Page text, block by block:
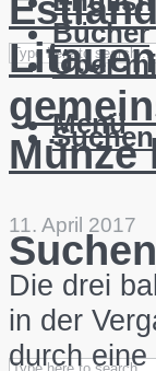
Menü
Bücher
Über
Suchen
Suchen
Münze
11. April 2017
Die drei
in der
durch eine